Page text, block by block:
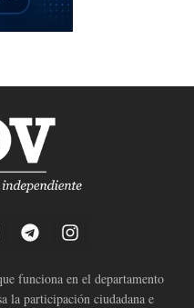
funciona en el departamento
la participación ciudadana e